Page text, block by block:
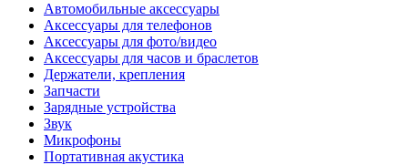
Автомобильные аксессуары
Аксессуары для телефонов
Аксессуары для фото/видео
Аксессуары для часов и браслетов
Держатели, крепления
Запчасти
Зарядные устройства
Звук
Микрофоны
Портативная акустика